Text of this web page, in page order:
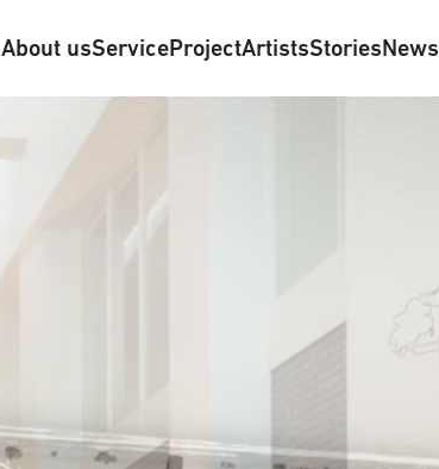
About usServiceProjectArtistsStoriesNews